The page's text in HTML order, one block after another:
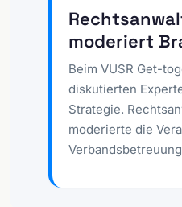
moderiert
Beim VUSR Get-
diskutierten
Strategie.
moderierte die